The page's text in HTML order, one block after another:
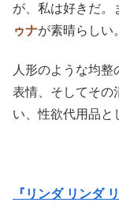
が、私は好きだ。
ゥナが素晴らしい
人形のような均
表情、そしてその
い、性欲代用品と
『リンダ リンダ